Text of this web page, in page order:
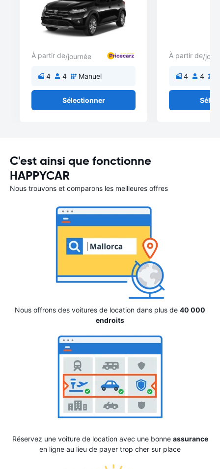
À partir de/journée
4 4 Manuel
Sélectionner
À partir de/
4 4
C'est ainsi que fonctionne
HAPPYCAR
Nous trouvons et comparons les meilleures offres
Nous offrons des voitures de location dans plus de 40 000
endroits
Réservez une voiture de location avec une bonne assurance
en ligne au lieu de payer trop cher sur place